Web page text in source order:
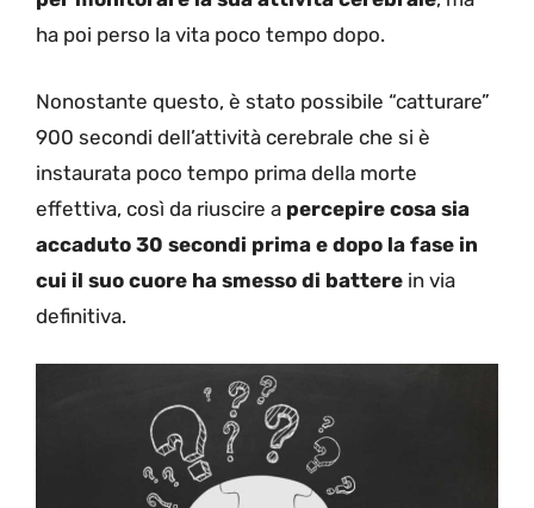
ha poi perso la vita poco tempo dopo.
Nonostante questo, è stato possibile “catturare”
900 secondi dell’attività cerebrale che si è
instaurata poco tempo prima della morte
effettiva, così da riuscire a percepire cosa sia
accaduto 30 secondi prima e dopo la fase in
cui il suo cuore ha smesso di battere in via
definitiva.